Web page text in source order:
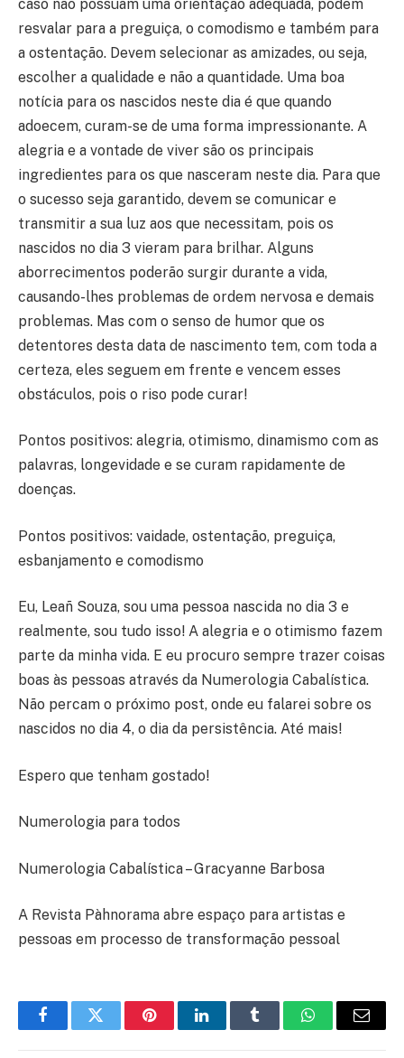
caso não possuam uma orientação adequada, podem
resvalar para a preguiça, o comodismo e também para
a ostentação. Devem selecionar as amizades, ou seja,
escolher a qualidade e não a quantidade. Uma boa
notícia para os nascidos neste dia é que quando
adoecem, curam-se de uma forma impressionante. A
alegria e a vontade de viver são os principais
ingredientes para os que nasceram neste dia. Para que
o sucesso seja garantido, devem se comunicar e
transmitir a sua luz aos que necessitam, pois os
nascidos no dia 3 vieram para brilhar. Alguns
aborrecimentos poderão surgir durante a vida,
causando-lhes problemas de ordem nervosa e demais
problemas. Mas com o senso de humor que os
detentores desta data de nascimento tem, com toda a
certeza, eles seguem em frente e vencem esses
obstáculos, pois o riso pode curar!
Pontos positivos: alegria, otimismo, dinamismo com as
palavras, longevidade e se curam rapidamente de
doenças.
Pontos positivos: vaidade, ostentação, preguiça,
esbanjamento e comodismo
Eu, Leañ Souza, sou uma pessoa nascida no dia 3 e
realmente, sou tudo isso! A alegria e o otimismo fazem
parte da minha vida. E eu procuro sempre trazer coisas
boas às pessoas através da Numerologia Cabalística.
Não percam o próximo post, onde eu falarei sobre os
nascidos no dia 4, o dia da persistência. Até mais!
Espero que tenham gostado!
Numerologia para todos
Numerologia Cabalística – Gracyanne Barbosa
A Revista Pàhnorama abre espaço para artistas e
pessoas em processo de transformação pessoal
FacebookTwitter PinterestLinkedInTumblr WhatsApp
E-